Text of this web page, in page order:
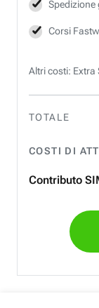
Spedizione
Corsi
Altri costi: Extra
TOTALE
COSTI DI
Contributo